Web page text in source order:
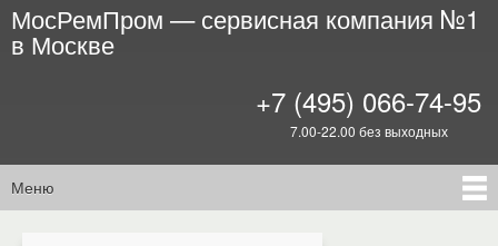
Перейти к
основному
МосРемПром — сервисная компания №1
в Москве
+7 (495) 066-74-95
7.00-22.00 без выходных
Меню